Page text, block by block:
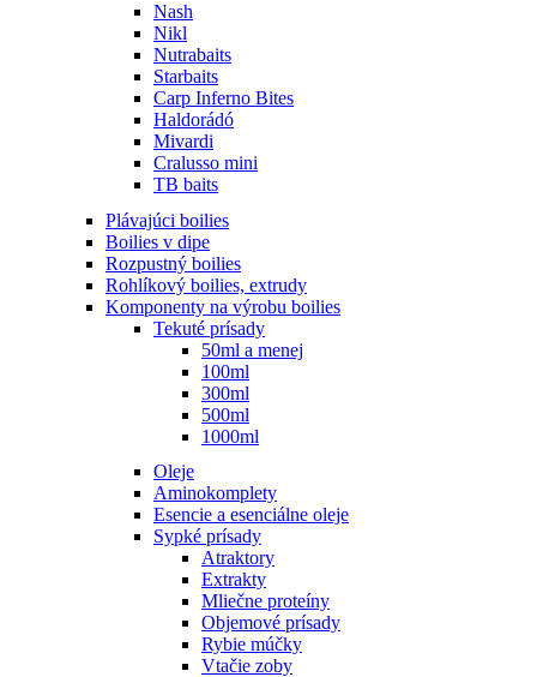
Nash
Nikl
Nutrabaits
Starbaits
Carp Inferno Bites
Haldorádó
Mivardi
Cralusso mini
TB baits
Plávajúci boilies
Boilies v dipe
Rozpustný boilies
Rohlíkový boilies, extrudy
Komponenty na výrobu boilies
Tekuté prísady
50ml a menej
100ml
300ml
500ml
1000ml
Oleje
Aminokomplety
Esencie a esenciálne oleje
Sypké prísady
Atraktory
Extrakty
Mliečne proteíny
Objemové prísady
Rybie múčky
Vtačie zoby